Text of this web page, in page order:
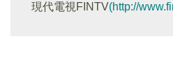
現代電視FINTV(http://